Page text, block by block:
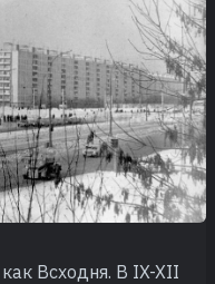
Всходня. В IX-XII